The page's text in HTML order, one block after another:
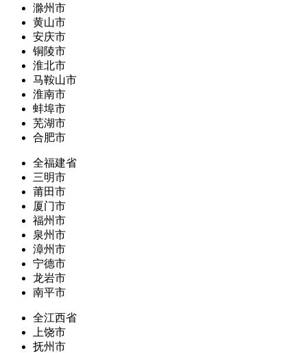
滁州市
黄山市
安庆市
铜陵市
淮北市
马鞍山市
淮南市
蚌埠市
芜湖市
合肥市
全福建省
三明市
莆田市
厦门市
福州市
泉州市
漳州市
宁德市
龙岩市
南平市
全江西省
上饶市
抚州市